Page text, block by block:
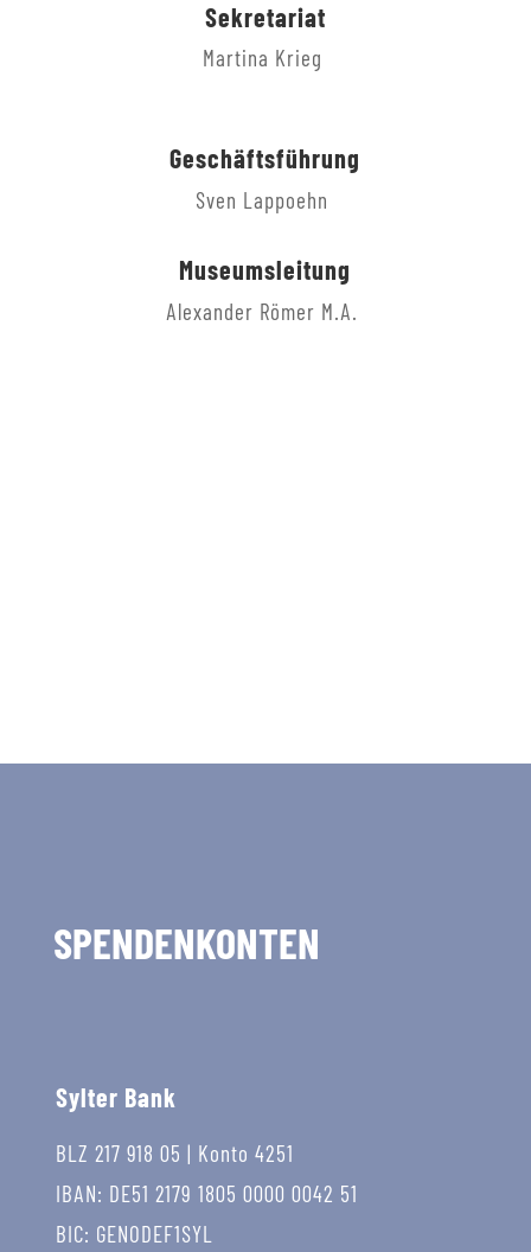
Sekretariat
Martina Krieg
Geschäftsführung
Sven Lappoehn
Museumsleitung
Alexander Römer M.A.
SPENDENKONTEN
Sylter Bank
BLZ 217 918 05 | Konto 4251
IBAN: DE51 2179 1805 0000 0042 51
BIC: GENODEF1SYL